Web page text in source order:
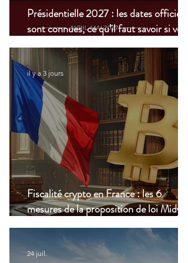
Présidentielle 2027 : les dates officielles
sont connues, ce qu’il faut savoir si vous
vivez à l’étranger
Fiscalité crypto en France : les 6
mesures de la proposition de loi Midy en
clair
il y a 3 jours
24 juil.